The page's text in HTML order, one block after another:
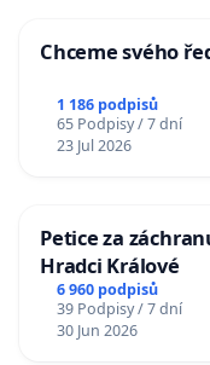
Chceme svého
1 186 podpisů
65 Podpisy / 7 dní
23 Jul 2026
Petice za
Hradci Králové
6 960 podpisů
39 Podpisy / 7 dní
30 Jun 2026